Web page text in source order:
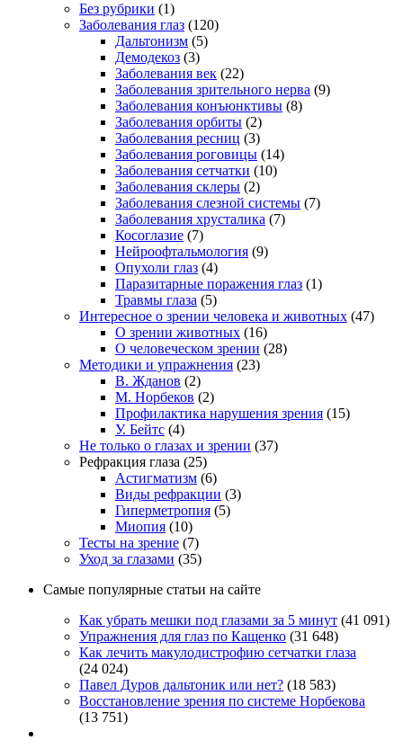
Без рубрики (1)
Заболевания глаз (120)
Дальтонизм (5)
Демодекоз (3)
Заболевания век (22)
Заболевания зрительного нерва (9)
Заболевания конъюнктивы (8)
Заболевания орбиты (2)
Заболевания ресниц (3)
Заболевания роговицы (14)
Заболевания сетчатки (10)
Заболевания склеры (2)
Заболевания слезной системы (7)
Заболевания хрусталика (7)
Косоглазие (7)
Нейроофтальмология (9)
Опухоли глаз (4)
Паразитарные поражения глаз (1)
Травмы глаза (5)
Интересное о зрении человека и животных (47)
О зрении животных (16)
О человеческом зрении (28)
Методики и упражнения (23)
В. Жданов (2)
М. Норбеков (2)
Профилактика нарушения зрения (15)
У. Бейтс (4)
Не только о глазах и зрении (37)
Рефракция глаза (25)
Астигматизм (6)
Виды рефракции (3)
Гиперметропия (5)
Миопия (10)
Тесты на зрение (7)
Уход за глазами (35)
Самые популярные статьи на сайте
Как убрать мешки под глазами за 5 минут (41 091)
Упражнения для глаз по Кащенко (31 648)
Как лечить макулодистрофию сетчатки глаза
(24 024)
Павел Дуров дальтоник или нет? (18 583)
Восстановление зрения по системе Норбекова
(13 751)